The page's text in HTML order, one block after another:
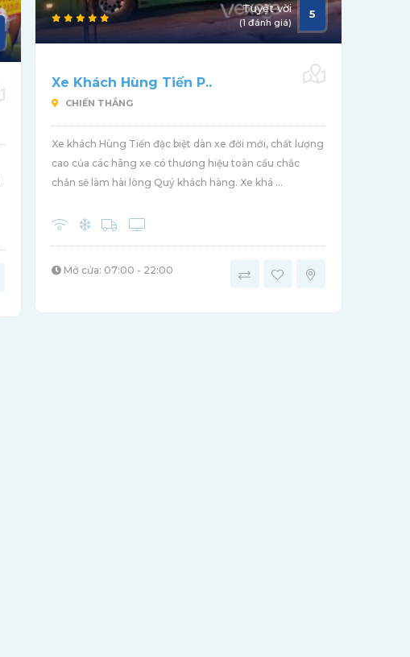
Tuyệt vời
(1 đánh giá)
5
Xe Khách Hùng Tiến P..
CHIẾN THẮNG
Xe khách Hùng Tiến đặc biệt dàn xe đời mới, chất lượng
cao của các hãng xe có thương hiệu toàn cầu chắc
chắn sẽ làm hài lòng Quý khách hàng. Xe khá ...
Mở cửa: 07:00 - 22:00